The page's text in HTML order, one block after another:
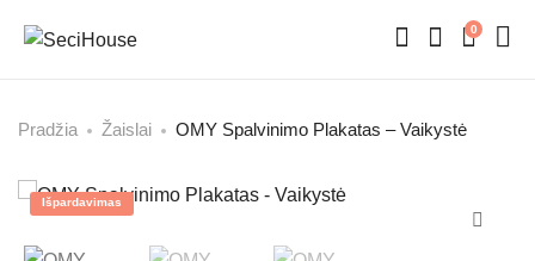
0
Pradžia Žaislai OMY Spalvinimo Plakatas – Vaikystė
Išpardavimas